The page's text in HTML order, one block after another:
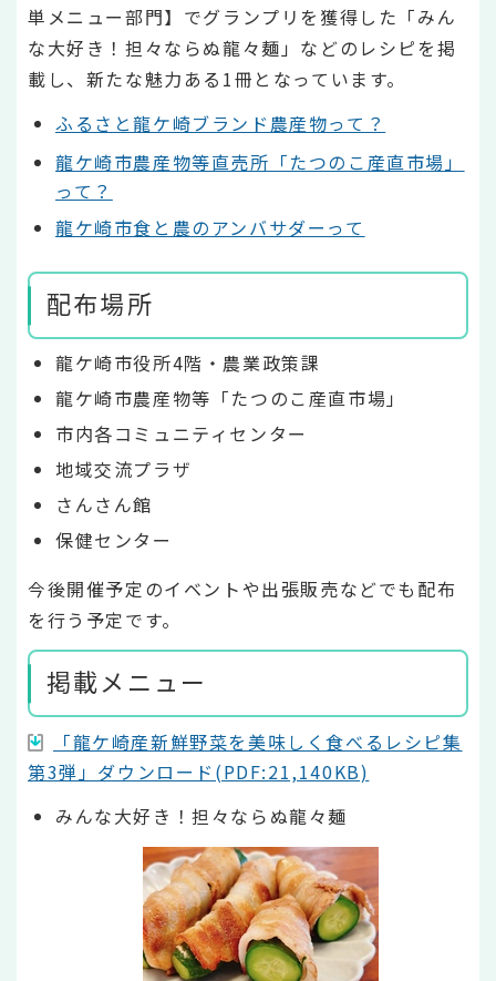
単メニュー部門】でグランプリを獲得した「みん
な大好き！担々ならぬ龍々麺」などのレシピを掲
載し、新たな魅力ある1冊となっています。
ふるさと龍ケ崎ブランド農産物って？
龍ケ崎市農産物等直売所「たつのこ産直市場」
って？
龍ケ崎市食と農のアンバサダーって
配布場所
龍ケ崎市役所4階・農業政策課
龍ケ崎市農産物等「たつのこ産直市場」
市内各コミュニティセンター
地域交流プラザ
さんさん館
保健センター
今後開催予定のイベントや出張販売などでも配布
を行う予定です。
掲載メニュー
「龍ケ崎産新鮮野菜を美味しく食べるレシピ集
第3弾」ダウンロード(PDF:21,140KB)
みんな大好き！担々ならぬ龍々麺